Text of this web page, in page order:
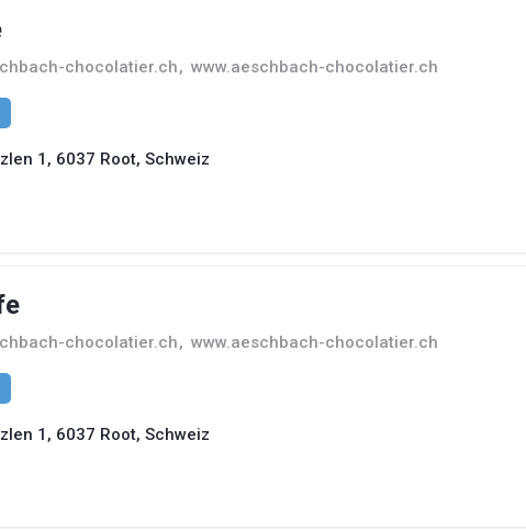
chocolatier.ch, www.aeschbach-chocolatier.ch
1, 6037 Root, Schweiz
chocolatier.ch, www.aeschbach-chocolatier.ch
1, 6037 Root, Schweiz